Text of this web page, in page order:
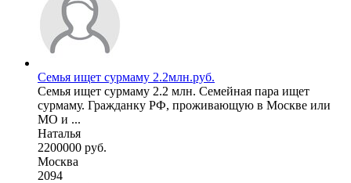
Семья ищет сурмаму 2.2млн.руб.
Семья ищет сурмаму 2.2 млн. Семейная пара ищет
сурмаму. Гражданку РФ, проживающую в Москве или
МО и ...
Наталья
2200000 руб.
Москва
2094